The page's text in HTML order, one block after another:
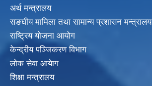
अर्थ मन्त्रालय
सङघीय मामिला तथा सामान्य प्रशासन मन्त्रालय
राष्ट्रिय योजना आयोग
केन्द्रीय पञ्जिकरण विभाग
लोक सेवा आयेाग
शिक्षा मन्त्रालय